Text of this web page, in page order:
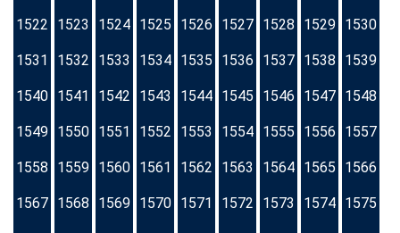
1522 1523 1524 1525 1526 1527 1528 1529 1530
1531 1532 1533 1534 1535 1536 1537 1538 1539
1540 1541 1542 1543 1544 1545 1546 1547 1548
1549 1550 1551 1552 1553 1554 1555 1556 1557
1558 1559 1560 1561 1562 1563 1564 1565 1566
1567 1568 1569 1570 1571 1572 1573 1574 1575